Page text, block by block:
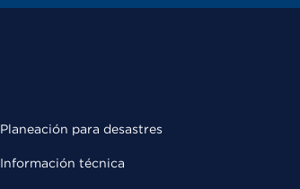
Planeación para desastres
Información técnica